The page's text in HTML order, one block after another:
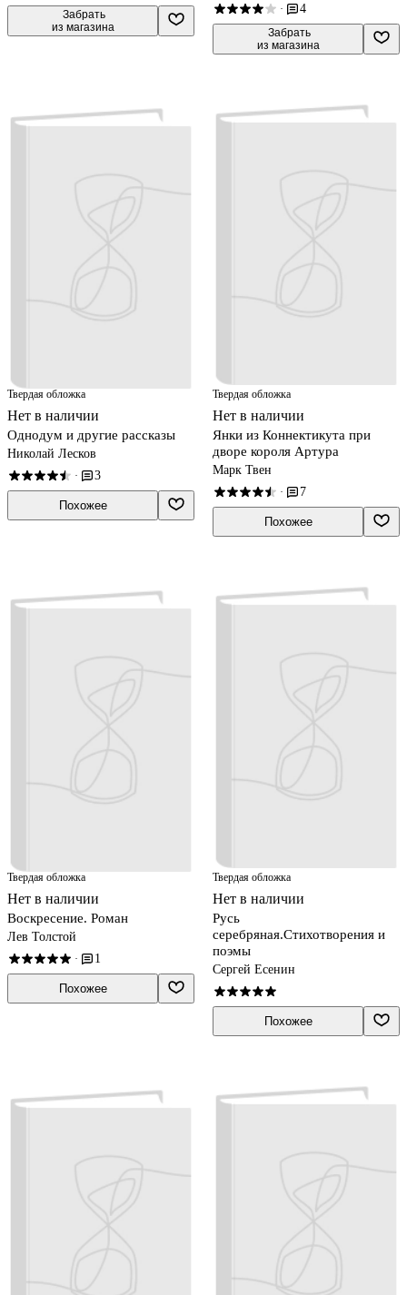
Забрать
из магазина
· 4
Забрать
из магазина
Твердая обложка
Нет в наличии
Однодум и другие рассказы
Николай Лесков
· 3
Похожее
Твердая обложка
Нет в наличии
Янки из Коннектикута при
дворе короля Артура
Марк Твен
· 7
Похожее
Твердая обложка
Нет в наличии
Воскресение. Роман
Лев Толстой
· 1
Похожее
Твердая обложка
Нет в наличии
Русь
серебряная.Стихотворения и
поэмы
Сергей Есенин
Похожее